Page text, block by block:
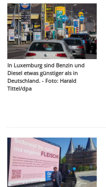
In Luxemburg sind Benzin und
Diesel etwas günstiger als in
Deutschland. - Foto: Harald
Tittel/dpa